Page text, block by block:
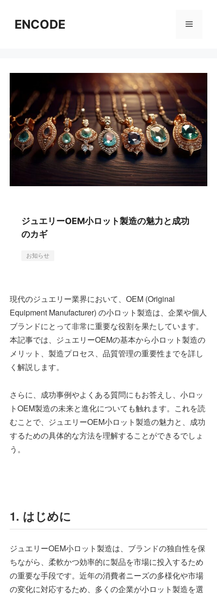
ENCODE メ
ジュエリーOEM小ロット製造の魅力と成功
のカギ
お知らせ
現代のジュエリー業界において、OEM (Original
Equipment Manufacturer) の小ロット製造は、企業や個人
ブランドにとって非常に重要な役割を果たしています。
本記事では、ジュエリーOEMの基本から小ロット製造の
メリット、製造プロセス、品質管理の重要性までを詳し
く解説します。
さらに、成功事例やよくある質問にもお答えし、小ロッ
トOEM製造の未来と進化についても触れます。これを読
むことで、ジュエリーOEM小ロット製造の魅力と、成功
するための具体的な方法を理解することができるでしょ
う。
1. はじめに
ジュエリーOEM小ロット製造は、ブランドの独自性を保
ちながら、柔軟かつ効率的に製品を市場に投入するため
の重要な手段です。近年の消費者ニーズの多様化や市場
の変化に対応するため、多くの企業が小ロット製造を選